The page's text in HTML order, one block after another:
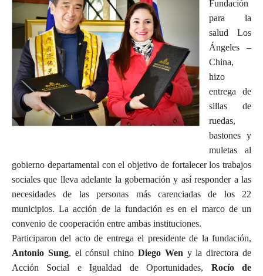
Fundación
para la
salud Los
Ángeles –
China,
hizo
entrega de
sillas de
ruedas,
bastones y
muletas al
gobierno departamental con el objetivo de fortalecer los trabajos
sociales que lleva adelante la gobernación y así responder a las
necesidades de las personas más carenciadas de los 22
municipios. La acción de la fundación es en el marco de un
convenio de cooperación entre ambas instituciones.
Participaron del acto de entrega el presidente de la fundación,
Antonio Sung, el cónsul chinoDiego Wen y la directora de
Acción Social e Igualdad de Oportunidades, Rocío de